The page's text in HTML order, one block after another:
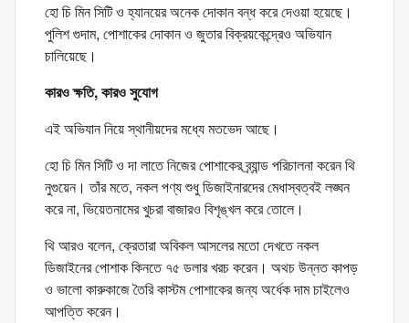
হো চি মিন সিটি ও হ্যানয়ের অনেক দোকান বন্ধ করে দেওয়া হয়েছে।
পুলিশ গুদাম, পোশাকের দোকান ও জুতার বিক্রয়কেন্দ্রেও অভিযান
চালিয়েছে।
কারও ক্ষতি, কারও সুযোগ
এই অভিযান নিয়ে স্থানীয়দের মধ্যে মতভেদ আছে।
হো চি মিন সিটি ও দা লাতে নিজের পোশাকের ব্র্যান্ড পরিচালনা করেন থি
নুগুয়েন। তাঁর মতে, নকল পণ্য শুধু ডিজাইনারদের মেধাস্বত্বই লঙ্ঘন
করে না, ভিয়েতনামের খুচরা বাজারও বিশৃঙ্খল করে তোলে।
থি আরও বলেন, ক্রেতারা অবিকল আসলের মতো দেখতে নকল
ডিজাইনের পোশাক কিনতে ৭৫ ডলার খরচ করেন। অথচ উন্নত কাপড়
ও ভালো কারুকাজে তৈরি কাস্টম পোশাকের জন্য অর্ধেক দাম চাইলেও
আপত্তি করেন।